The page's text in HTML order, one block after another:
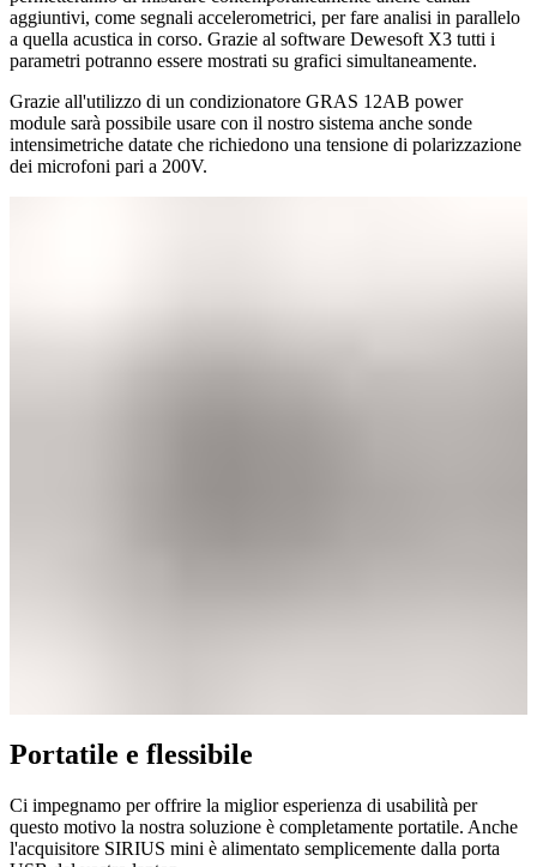
aggiuntivi, come segnali accelerometrici, per fare analisi in parallelo
a quella acustica in corso. Grazie al software Dewesoft X3 tutti i
parametri potranno essere mostrati su grafici simultaneamente.
Grazie all'utilizzo di un condizionatore GRAS 12AB power
module sarà possibile usare con il nostro sistema anche sonde
intensimetriche datate che richiedono una tensione di polarizzazione
dei microfoni pari a 200V.
Portatile e flessibile
Ci impegnamo per offrire la miglior esperienza di usabilità per
questo motivo la nostra soluzione è completamente portatile. Anche
l'acquisitore SIRIUS mini è alimentato semplicemente dalla porta